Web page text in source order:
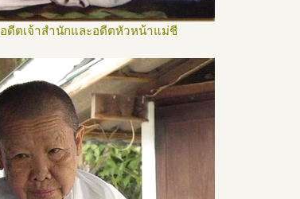
อดีตเจ้าสำนักและอดีตหัวหน้าแม่ชี